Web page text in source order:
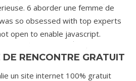
6 aborder une femme de
so obsessed with top experts
open to enable javascript.
DE RENCONTRE GRATUIT
un site internet 100% gratuit